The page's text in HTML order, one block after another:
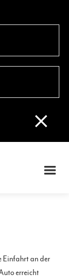
Einfahrt an der
erreicht